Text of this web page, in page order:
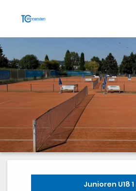
Startseite
Aktuelles
Geschichte
Training
Vorstand
Dokumente
Junioren U18 1